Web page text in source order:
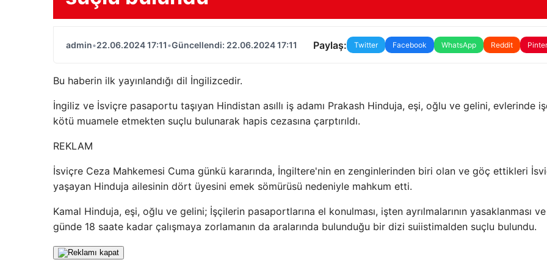
admin•22.06.2024 17:11•Güncellendi: 22.06.2024 17:11 Paylaş: Twitter Facebook WhatsApp Reddit
Bu haberin ilk yayınlandığı dil İngilizcedir.
İngiliz ve İsviçre pasaportu taşıyan Hindistan asıllı iş adamı Prakash Hinduja, eşi, oğlu ve gelini, evlerinde
kötü muamele etmekten suçlu bulunarak hapis cezasına çarptırıldı.
REKLAM
İsviçre Ceza Mahkemesi Cuma günkü kararında, İngiltere'nin en zenginlerinden biri olan ve göç ettikleri
yaşayan Hinduja ailesinin dört üyesini emek sömürüsü nedeniyle mahkum etti.
Kamal Hinduja, eşi, oğlu ve gelini; İşçilerin pasaportlarına el konulması, işten ayrılmalarının yasaklanması ve
günde 18 saate kadar çalışmaya zorlamanın da aralarında bulunduğu bir dizi suiistimalden suçlu bulundu.